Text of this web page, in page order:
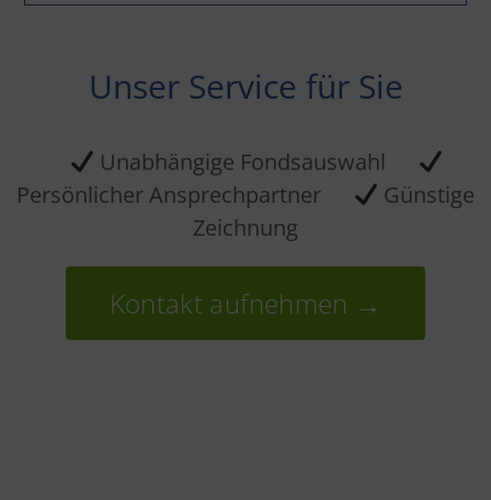
Unser Service für Sie
Unabhängige Fondsauswahl
Persönlicher Ansprechpartner
Günstige
Zeichnung
Kontakt aufnehmen →